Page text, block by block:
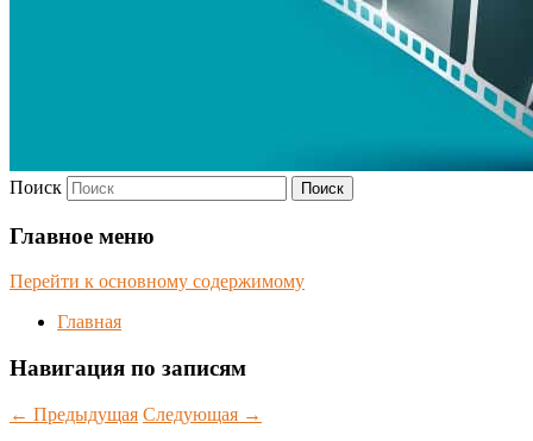
Поиск
Главное меню
Перейти к основному содержимому
Главная
Навигация по записям
← Предыдущая Следующая →